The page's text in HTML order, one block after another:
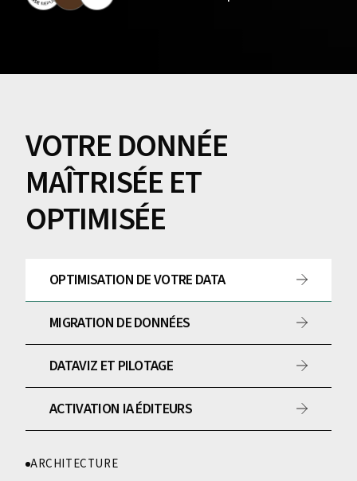
VOTRE DONNÉE
MAÎTRISÉE ET
OPTIMISÉE
OPTIMISATION DE VOTRE DATA
MIGRATION DE DONNÉES
DATAVIZ ET PILOTAGE
ACTIVATION IA ÉDITEURS
ARCHITECTURE